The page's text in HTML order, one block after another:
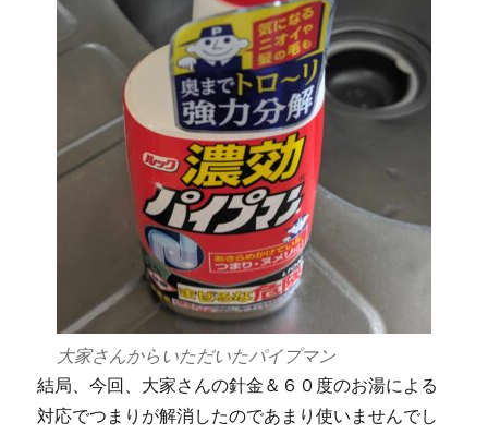
大家さんからいただいたパイプマン
結局、今回、大家さんの針金＆６０度のお湯による
対応でつまりが解消したのであまり使いませんでし